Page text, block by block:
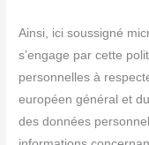
Ainsi, ici soussigné
s’engage par cette
personnelles à
européen général et
des données